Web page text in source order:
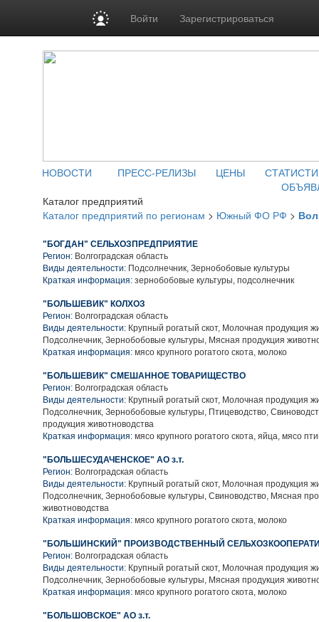
Войти Зарегистрироваться
НОВОСТИ ПРЕСС-РЕЛИЗЫ ЦЕНЫ
Каталог предприятий
Каталог предприятий по регионам > Южный ФО РФ >
"БОГДАН" СЕЛЬХОЗПРЕДПРИЯТИЕ
Регион: Волгоградская область
Виды деятельности: Подсолнечник, Зернобобовые культуры
Краткая информация: зернобобовые культуры, подсолнечник
"БОЛЬШЕВИК" КОЛХОЗ
Регион: Волгоградская область
Виды деятельности: Крупный рогатый скот, Молочная продукция
Подсолнечник, Зернобобовые культуры, Мясная продукция
Краткая информация: мясо крупного рогатого скота, молоко
"БОЛЬШЕВИК" СМЕШАННОЕ ТОВАРИЩЕСТВО
Регион: Волгоградская область
Виды деятельности: Крупный рогатый скот, Молочная продукция
Подсолнечник, Зернобобовые культуры, Птицеводство,
продукция животноводства
Краткая информация: мясо крупного рогатого скота, яйца, мясо
"БОЛЬШЕСУДАЧЕНСКОЕ" АО з.т.
Регион: Волгоградская область
Виды деятельности: Крупный рогатый скот, Молочная продукция
Подсолнечник, Зернобобовые культуры, Свиноводство, Мясная
животноводства
Краткая информация: мясо крупного рогатого скота, молоко
"БОЛЬШИНСКИЙ" ПРОИЗВОДСТВЕННЫЙ
Регион: Волгоградская область
Виды деятельности: Крупный рогатый скот, Молочная продукция
Подсолнечник, Зернобобовые культуры, Мясная продукция
Краткая информация: мясо крупного рогатого скота, молоко
"БОЛЬШОВСКОЕ" АО з.т.